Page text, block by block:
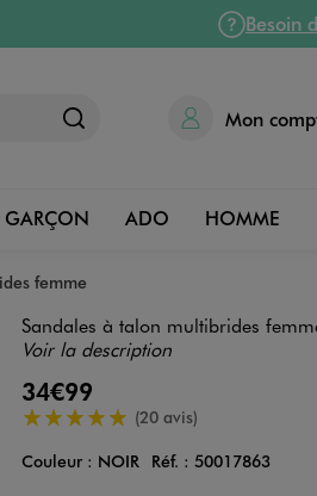
Besoin
Mon
GARÇON ADO HOMME
femme
Sandales à talon multibrides
Voir la description
34€99
5/5 de moyenne(20 avis)
Couleur
Couleur : NOIR Réf. : 50017863